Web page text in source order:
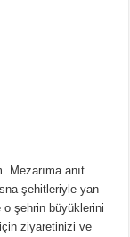
Mezarıma anıt
şehitleriyle yan
şehrin büyüklerini
ziyaretinizi ve